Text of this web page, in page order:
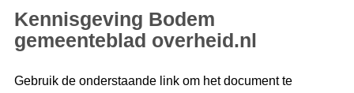
Kennisgeving Bodem
gemeenteblad overheid.nl
Gebruik de onderstaande link om het document te